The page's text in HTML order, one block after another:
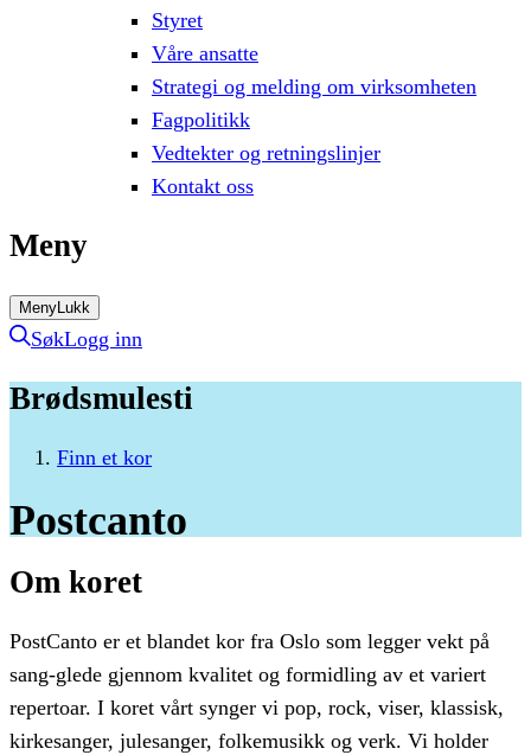
Styret
Våre ansatte
Strategi og melding om virksomheten
Fagpolitikk
Vedtekter og retningslinjer
Kontakt oss
Meny
MenyLukk
SøkLogg inn
Brødsmulesti
Finn et kor
Postcanto
Om koret
PostCanto er et blandet kor fra Oslo som legger vekt på
sang-glede gjennom kvalitet og formidling av et variert
repertoar. I koret vårt synger vi pop, rock, viser, klassisk,
kirkesanger, julesanger, folkemusikk og verk. Vi holder